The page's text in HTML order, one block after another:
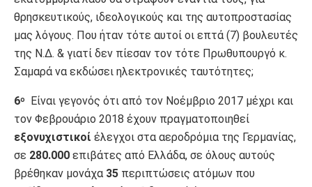
θρησκευτικούς, ιδεολογικούς και της αυτοπροστασίας
μας λόγους. Που ήταν τότε αυτοί οι επτά (7) βουλευτές
της Ν.Δ. & γιατί δεν πίεσαν τον τότε Πρωθυπουργό κ.
Σαμαρά να εκδώσει ηλεκτρονικές ταυτότητες;
6ο
Είναι γεγονός ότι από τον Νοέμβριο 2017 μέχρι και
τον Φεβρουάριο 2018 έχουν πραγματοποιηθεί
εξονυχιστικοί έλεγχοι στα αεροδρόμια της Γερμανίας,
σε 280.000 επιβάτες από Ελλάδα, σε όλους αυτούς
βρέθηκαν μονάχα 35 περιπτώσεις ατόμων που